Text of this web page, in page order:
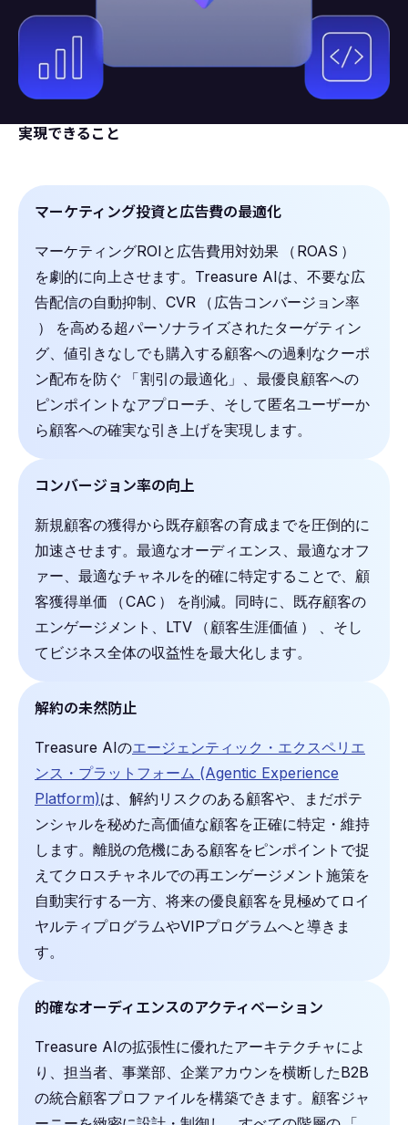
実現できること
マーケティング投資と広告費の最適化
マーケティングROIと広告費用対効果 （ ROAS ）
を劇的に向上させます。Treasure AIは、不要な広
告配信の自動抑制、CVR
（ 広告コンバージョン率
）
を高める超パーソナライズされたターゲティン
グ、値引きなしでも購入する顧客への過剰なクーポ
ン配布を防ぐ
「割引の最適化」、最優良顧客への
ピンポイントなアプローチ、そして匿名ユーザーか
ら顧客への確実な引き上げを実現します。
コンバージョン率の向上
新規顧客の獲得から既存顧客の育成までを圧倒的に
加速させます。最適なオーディエンス、最適なオフ
ァー、最適なチャネルを的確に特定することで、顧
客獲得単価
（CAC ）
を削減。同時に、既存顧客の
エンゲージメント、LTV
（ 顧客生涯価値 ）
、そし
てビジネス全体の収益性を最大化します。
解約の未然防止
Treasure AIのエージェンティック・エクスペリエ
ンス・プラットフォーム (Agentic Experience
Platform)は、解約リスクのある顧客や、まだポテ
ンシャルを秘めた高価値な顧客を正確に特定・維持
します。離脱の危機にある顧客をピンポイントで捉
えてクロスチャネルでの再エンゲージメント施策を
自動実行する一方、将来の優良顧客を見極めてロイ
ヤルティプログラムやVIPプログラムへと導きま
す。
的確なオーディエンスのアクティベーション
Treasure AIの拡張性に優れたアーキテクチャによ
り、担当者、事業部、企業アカウンを横断したB2B
の統合顧客プロファイルを構築できます。顧客ジャ